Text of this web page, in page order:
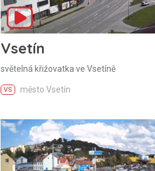
Vsetín
světelná křižovatka ve Vsetíně
VS město Vsetín